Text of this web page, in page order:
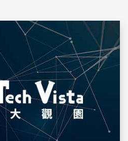
儲存